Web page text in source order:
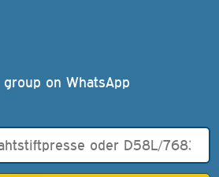
on WhatsApp